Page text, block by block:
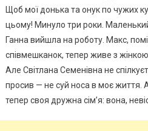
Щоб мої донька та онук по чужих
цьому! Минуло три роки.
Ганна вийшла на роботу. Макс,
співмешканок, тепер живе з
Але Світлана Семенівна не
просив — не суй носа в моє життя.
тепер своя дружна сім’я: вона,